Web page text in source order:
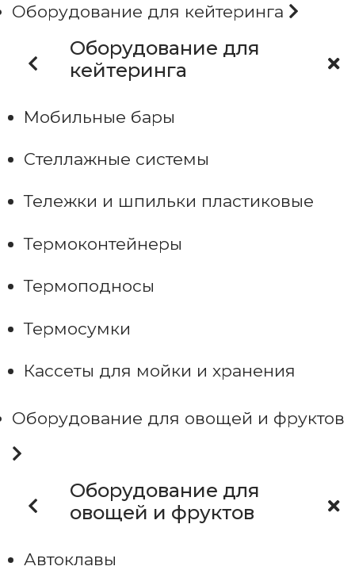
Оборудование для кейтеринга
Оборудование для
кейтеринга
Мобильные бары
Стеллажные системы
Тележки и шпильки пластиковые
Термоконтейнеры
Термоподносы
Термосумки
Кассеты для мойки и хранения
Оборудование для овощей и фруктов
Оборудование для
овощей и фруктов
Автоклавы